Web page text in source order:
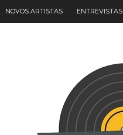
NOVOS ARTISTAS ENTREVISTAS